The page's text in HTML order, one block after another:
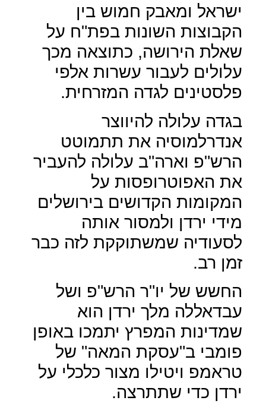
ישראל ומאבק חמוש בין
הקבוצות השונות בפת"ח על
שאלת הירושה, כתוצאה מכך
עלולים לעבור עשרות אלפי
פלסטינים לגדה המזרחית.
בגדה עלולה להיווצר
אנדרלמוסיה את תתמוטט
הרש"פ וארה"ב עלולה להעביר
את האפוטרופסות על
המקומות הקדושים בירושלים
מידי ירדן ולמסור אותה
לסעודיה שמשתוקקת לזה כבר
זמן רב.
החשש של יו"ר הרש"פ ושל
עבדאללה מלך ירדן הוא
שמדינות המפרץ יתמכו באופן
פומבי ב"עסקת המאה" של
טראמפ ויטילו מצור כלכלי על
ירדן כדי שתתרצה.